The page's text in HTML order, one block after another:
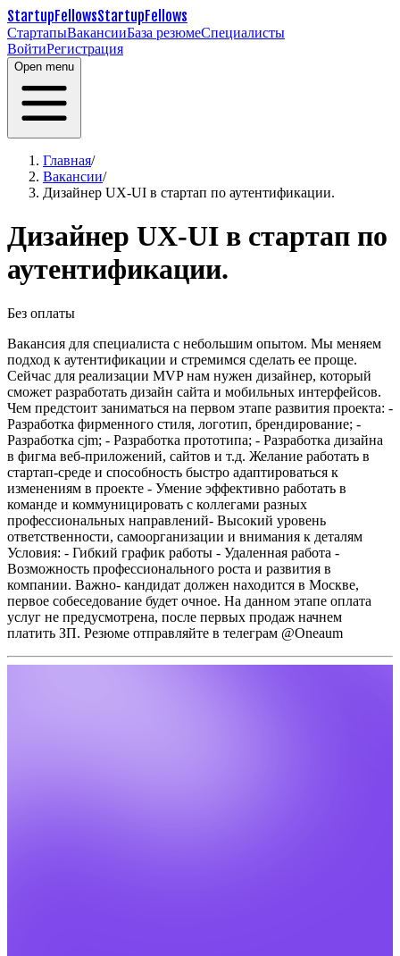
StartupFellowsStartupFellows
СтартапыВакансииБаза резюмеСпециалисты
ВойтиРегистрация
Open menu
Главная/
Вакансии/
Дизайнер UX-UI в стартап по аутентификации.
Дизайнер UX-UI в стартап по
аутентификации.
Без оплаты
Вакансия для специалиста с небольшим опытом. Мы меняем
подход к аутентификации и стремимся сделать ее проще.
Сейчас для реализации MVP нам нужен дизайнер, который
сможет разработать дизайн сайта и мобильных интерфейсов.
Чем предстоит заниматься на первом этапе развития проекта: -
Разработка фирменного стиля, логотип, брендирование; -
Разработка cjm; - Разработка прототипа; - Разработка дизайна
в фигма веб-приложений, сайтов и т.д. Желание работать в
стартап-среде и способность быстро адаптироваться к
изменениям в проекте - Умение эффективно работать в
команде и коммуницировать с коллегами разных
профессиональных направлений- Высокий уровень
ответственности, самоорганизации и внимания к деталям
Условия: - Гибкий график работы - Удаленная работа -
Возможность профессионального роста и развития в
компании. Важно- кандидат должен находится в Москве,
первое собеседование будет очное. На данном этапе оплата
услуг не предусмотрена, после первых продаж начнем
платить ЗП. Резюме отправляйте в телеграм @Oneaum